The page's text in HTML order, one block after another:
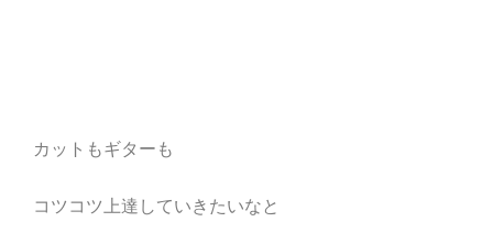
カットもギターも
コツコツ上達していきたいなと